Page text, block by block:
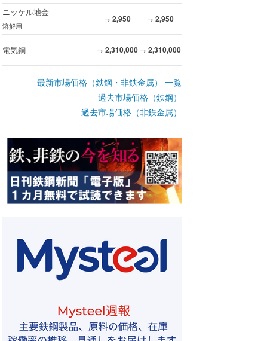
ニッケル地金
溶解用
→ 2,950 → 2,950
電気銅 → 2,310,000 → 2,310,000
最新市場価格（鉄鋼・非鉄金属） 一覧
過去市場価格（鉄鋼）
過去市場価格（非鉄金属）